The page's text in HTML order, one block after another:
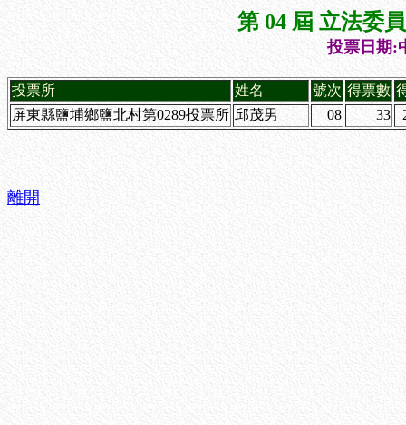
第 04 屆 立法委
投票日期:
投票所 姓名 號次 得票數
屏東縣鹽埔鄉鹽北村第0289投票所 邱茂男 08 33
離開